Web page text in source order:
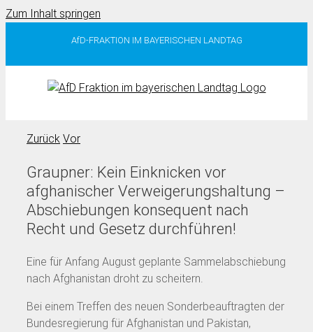
Zum Inhalt springen
AfD-FRAKTION IM BAYERISCHEN LANDTAG
Zurück Vor
Graupner: Kein Einknicken vor
afghanischer Verweigerungshaltung –
Abschiebungen konsequent nach
Recht und Gesetz durchführen!
Eine für Anfang August geplante Sammelabschiebung
nach Afghanistan droht zu scheitern.
Bei einem Treffen des neuen Sonderbeauftragten der
Bundesregierung für Afghanistan und Pakistan,